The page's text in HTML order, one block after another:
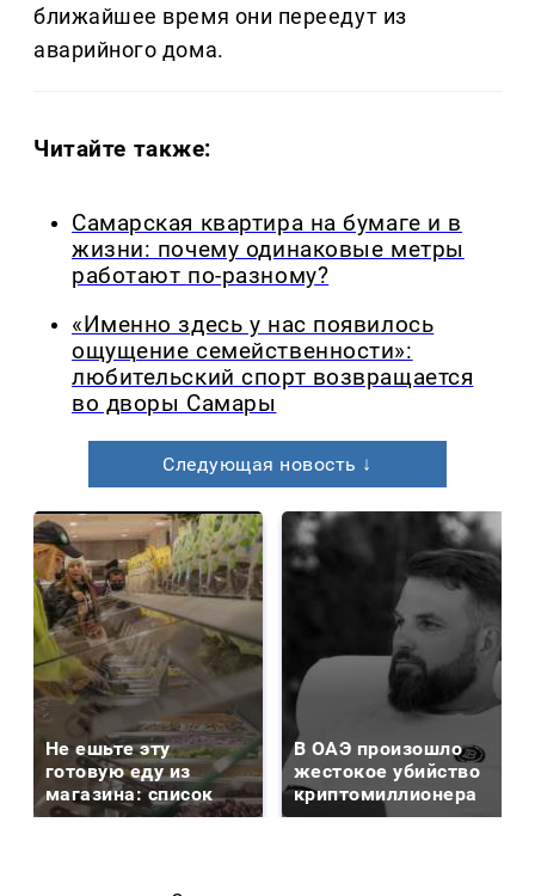
ближайшее время они переедут из
аварийного дома.
Читайте также:
Самарская квартира на бумаге и в
жизни: почему одинаковые метры
работают по-разному?
«Именно здесь у нас появилось
ощущение семейственности»:
любительский спорт возвращается
во дворы Самары
Следующая новость ↓
Не ешьте эту
готовую еду из
магазина: список
В ОАЭ произошло
жестокое убийство
криптомиллионера